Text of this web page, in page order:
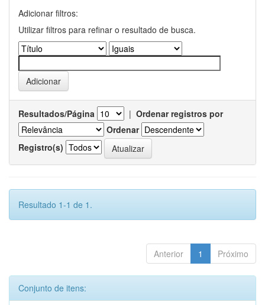
Adicionar filtros:
Utilizar filtros para refinar o resultado de busca.
Resultados/Página | Ordenar registros por
Ordenar
Registro(s)
Resultado 1-1 de 1.
Anterior 1 Próximo
Conjunto de itens: